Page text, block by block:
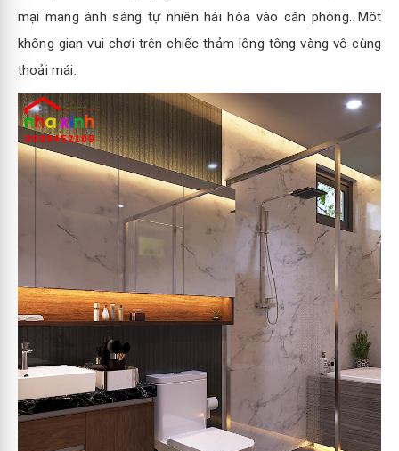
mại mang ánh sáng tự nhiên hài hòa vào căn phòng. Môt
không gian vui chơi trên chiếc thảm lông tông vàng vô cùng
thoải mái.